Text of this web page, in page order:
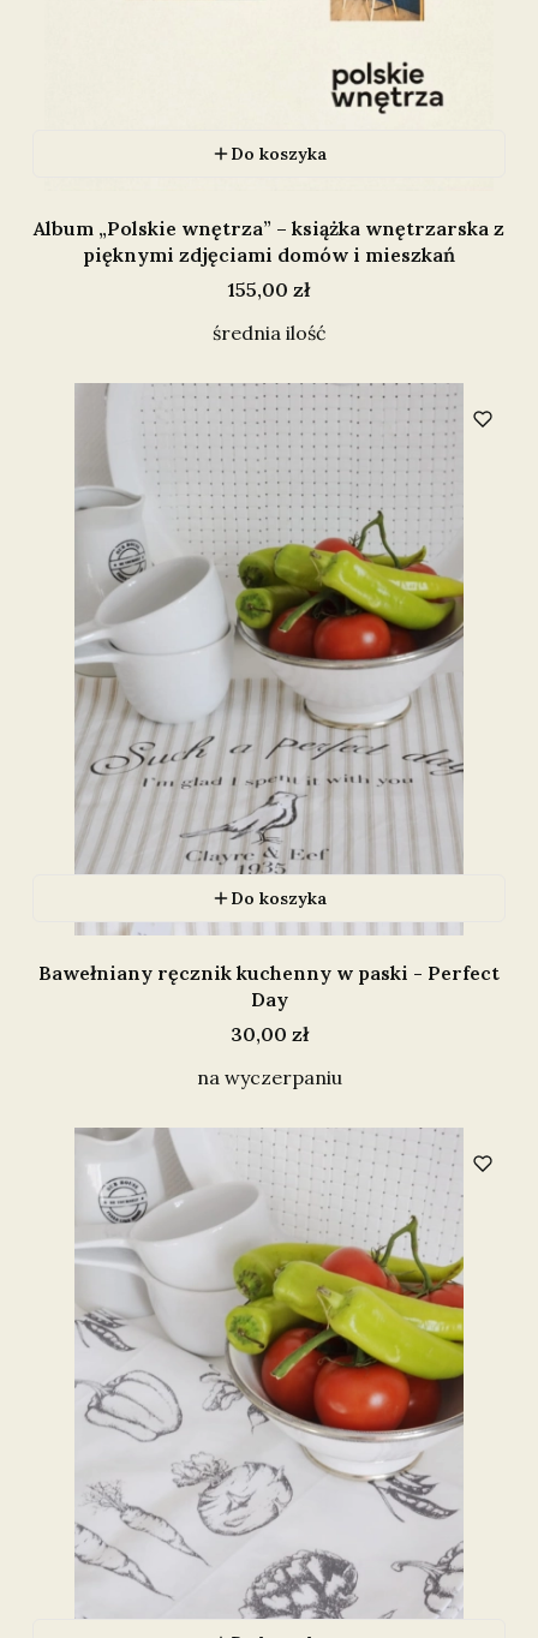
Do koszyka
Album „Polskie wnętrza” – książka wnętrzarska z
pięknymi zdjęciami domów i mieszkań
Cena
155,00 zł
średnia ilość
Do koszyka
Bawełniany ręcznik kuchenny w paski - Perfect
Day
Cena
30,00 zł
na wyczerpaniu